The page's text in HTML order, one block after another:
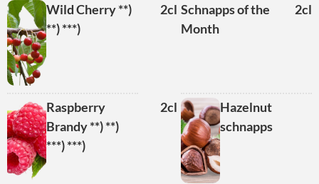
Wild Cherry **)
**) ***)
2cl Schnapps of the
Month
2cl
Raspberry
Brandy **) **)
***) ***)
2cl
Hazelnut
schnapps